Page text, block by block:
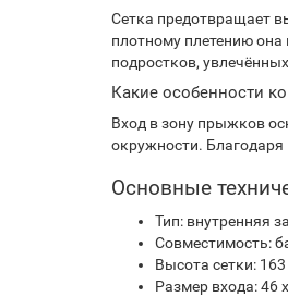
Сетка предотвращает
плотному плетению она
подростков,
Какие особенности
Вход в зону прыжков
окружности.
Основные
Тип: внутренняя
Совместимость:
Высота сетки:
Размер входа: 46